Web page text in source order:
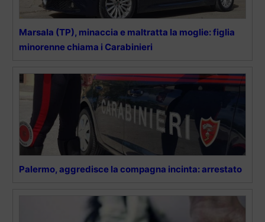
Marsala (TP), minaccia e maltratta la moglie: figlia
minorenne chiama i Carabinieri
Palermo, aggredisce la compagna incinta: arrestato